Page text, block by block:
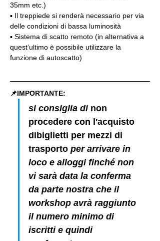
35mm etc.)
▪️ Il treppiede si renderà necessario per via
delle condizioni di bassa luminosità
▪️ Sistema di scatto remoto (in alternativa a
quest’ultimo è possibile utilizzare la
funzione di autoscatto)
📌IMPORTANTE:
si consiglia di non
procedere con l'acquisto
dibiglietti per mezzi di
trasporto per arrivare in
loco e alloggi finché non
vi sarà data la conferma
da parte nostra che il
workshop avrà raggiunto
il numero minimo di
iscritti e quindi